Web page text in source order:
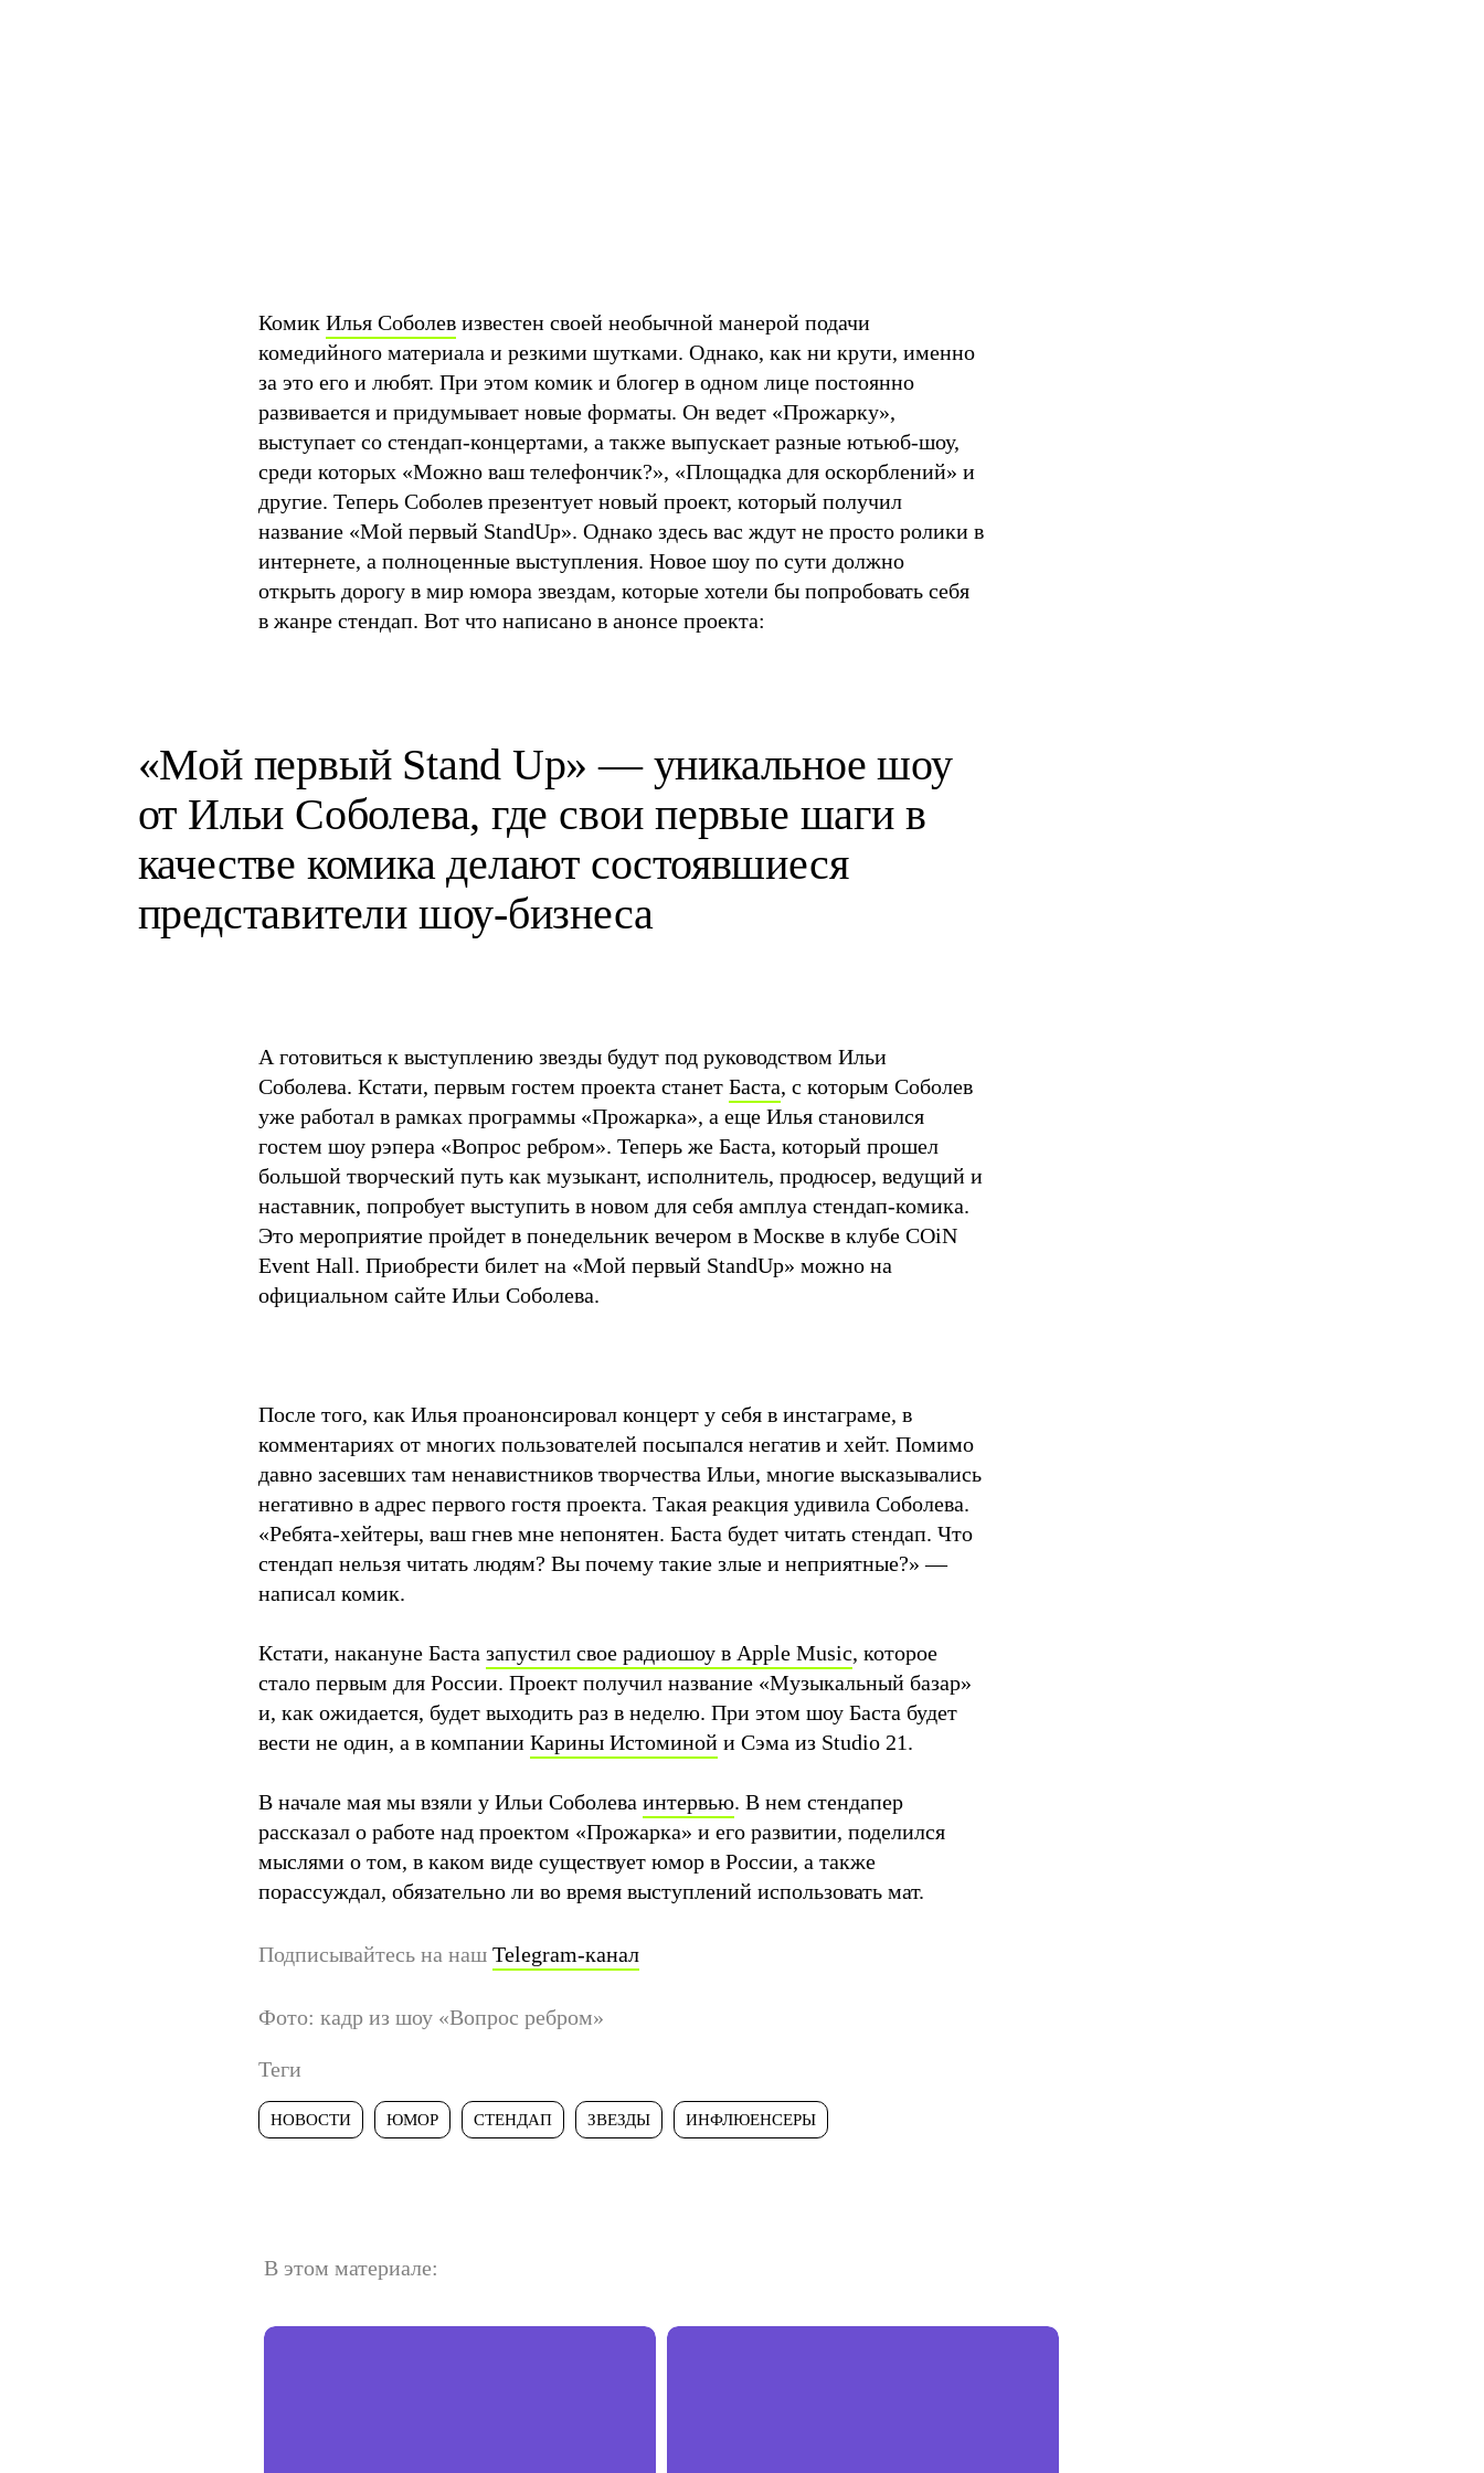
Комик Илья Соболев известен своей необычной манерой подачи
комедийного материала и резкими шутками. Однако, как ни крути, именно
за это его и любят. При этом комик и блогер в одном лице постоянно
развивается и придумывает новые форматы. Он ведет «Прожарку»,
выступает со стендап-концертами, а также выпускает разные ютьюб-шоу,
среди которых «Можно ваш телефончик?», «Площадка для оскорблений» и
другие. Теперь Соболев презентует новый проект, который получил
название «Мой первый StandUp». Однако здесь вас ждут не просто ролики в
интернете, а полноценные выступления. Новое шоу по сути должно
открыть дорогу в мир юмора звездам, которые хотели бы попробовать себя
в жанре стендап. Вот что написано в анонсе проекта:
«Мой первый Stand Up» — уникальное шоу
от Ильи Соболева, где свои первые шаги в
качестве комика делают состоявшиеся
представители шоу-бизнеса
А готовиться к выступлению звезды будут под руководством Ильи
Соболева. Кстати, первым гостем проекта станет Баста, с которым Соболев
уже работал в рамках программы «Прожарка», а еще Илья становился
гостем шоу рэпера «Вопрос ребром». Теперь же Баста, который прошел
большой творческий путь как музыкант, исполнитель, продюсер, ведущий и
наставник, попробует выступить в новом для себя амплуа стендап-комика.
Это мероприятие пройдет в понедельник вечером в Москве в клубе COiN
Event Hall. Приобрести билет на «Мой первый StandUp» можно на
официальном сайте Ильи Соболева.
После того, как Илья проанонсировал концерт у себя в инстаграме, в
комментариях от многих пользователей посыпался негатив и хейт. Помимо
давно засевших там ненавистников творчества Ильи, многие высказывались
негативно в адрес первого гостя проекта. Такая реакция удивила Соболева.
«Ребята-хейтеры, ваш гнев мне непонятен. Баста будет читать стендап. Что
стендап нельзя читать людям? Вы почему такие злые и неприятные?» —
написал комик.
Кстати, накануне Баста запустил свое радиошоу в Apple Music, которое
стало первым для России. Проект получил название «Музыкальный базар»
и, как ожидается, будет выходить раз в неделю. При этом шоу Баста будет
вести не один, а в компании Карины Истоминой и Сэма из Studio 21.
В начале мая мы взяли у Ильи Соболева интервью. В нем стендапер
рассказал о работе над проектом «Прожарка» и его развитии, поделился
мыслями о том, в каком виде существует юмор в России, а также
порассуждал, обязательно ли во время выступлений использовать мат.
Подписывайтесь на наш Telegram-канал
Фото: кадр из шоу «Вопрос ребром»
Теги
НОВОСТИ ЮМОР СТЕНДАП ЗВЕЗДЫ ИНФЛЮЕНСЕРЫ
В этом материале: